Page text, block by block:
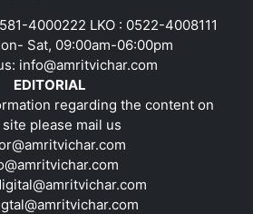
4000222 LKO : 0522-4008111
Sat, 09:00am-06:00pm
info@amritvichar.com
EDITORIAL
regarding the content on
please mail us